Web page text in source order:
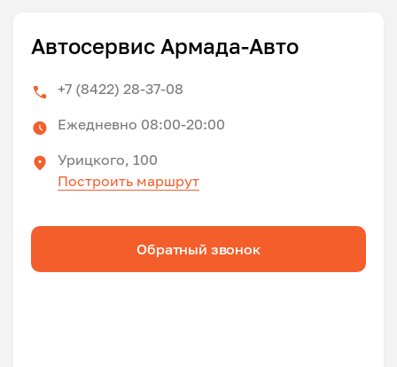
Автосервис Армада-Авто
+7 (8422) 28-37-08
Ежедневно 08:00-20:00
Урицкого, 100
Построить маршрут
Обратный звонок